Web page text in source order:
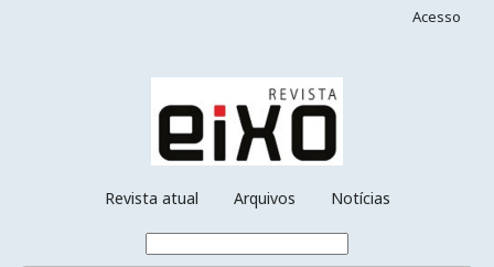
Revista atual Arquivos Notícias
Acesso